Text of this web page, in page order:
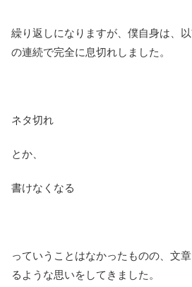
繰り返しになりますが、僕自身は、
の連続で完全に息切れしました。
ネタ切れ
とか、
書けなくなる
っていうことはなかったものの、文
るような思いをしてきました。